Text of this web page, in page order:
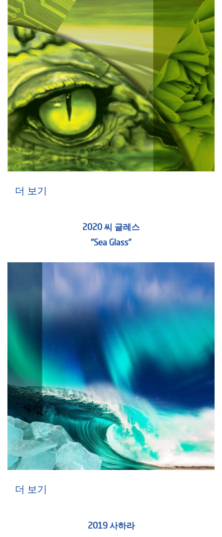
더 보기
2020 씨 글레스
"Sea Glass"
더 보기
2019 사하라